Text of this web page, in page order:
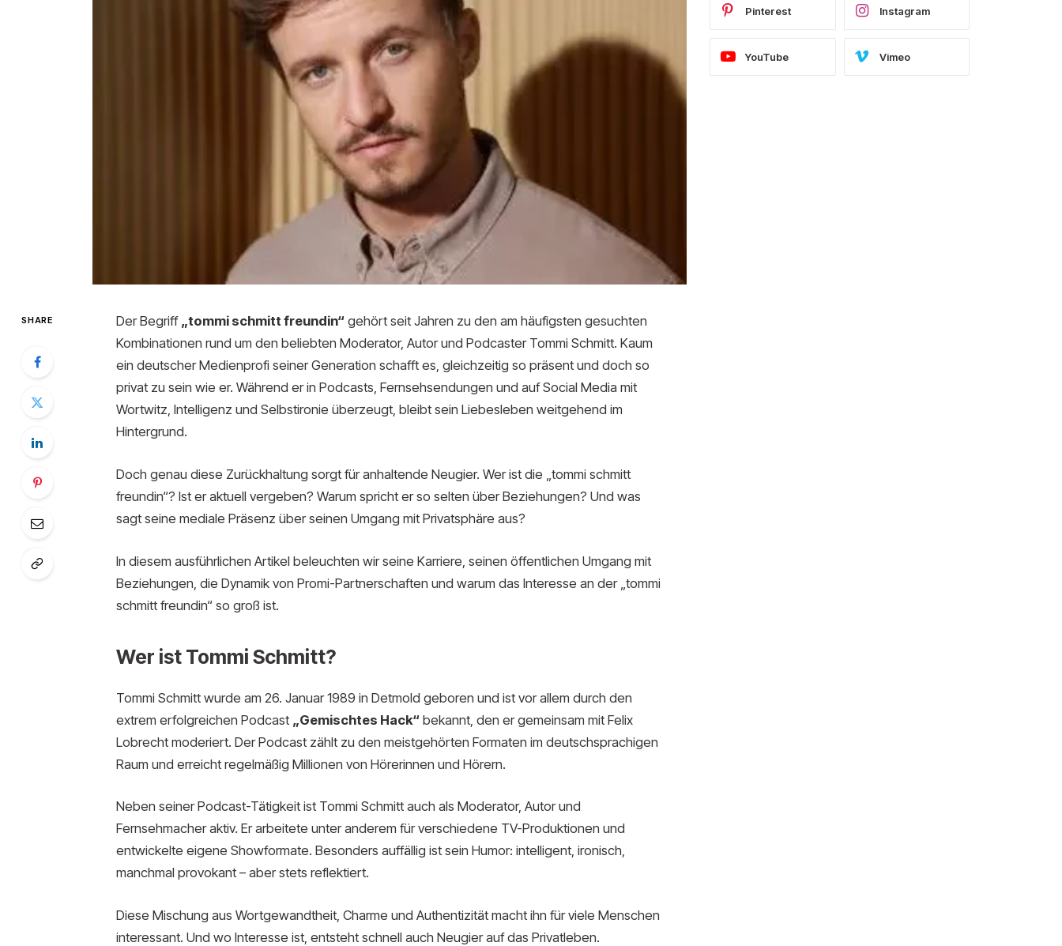
SHARE Der Begriff „tommi schmitt freundin“ gehört seit Jahren zu den am häufigsten gesuchten
Kombinationen rund um den beliebten Moderator, Autor und Podcaster Tommi Schmitt. Kaum
ein deutscher Medienprofi seiner Generation schafft es, gleichzeitig so präsent und doch so
privat zu sein wie er. Während er in Podcasts, Fernsehsendungen und auf Social Media mit
Wortwitz, Intelligenz und Selbstironie überzeugt, bleibt sein Liebesleben weitgehend im
Hintergrund.
Doch genau diese Zurückhaltung sorgt für anhaltende Neugier. Wer ist die „tommi schmitt
freundin“? Ist er aktuell vergeben? Warum spricht er so selten über Beziehungen? Und was
sagt seine mediale Präsenz über seinen Umgang mit Privatsphäre aus?
In diesem ausführlichen Artikel beleuchten wir seine Karriere, seinen öffentlichen Umgang mit
Beziehungen, die Dynamik von Promi-Partnerschaften und warum das Interesse an der „tommi
schmitt freundin“ so groß ist.
Wer ist Tommi Schmitt?
Tommi Schmitt wurde am 26. Januar 1989 in Detmold geboren und ist vor allem durch den
extrem erfolgreichen Podcast „Gemischtes Hack“ bekannt, den er gemeinsam mit Felix
Lobrecht moderiert. Der Podcast zählt zu den meistgehörten Formaten im deutschsprachigen
Raum und erreicht regelmäßig Millionen von Hörerinnen und Hörern.
Neben seiner Podcast-Tätigkeit ist Tommi Schmitt auch als Moderator, Autor und
Fernsehmacher aktiv. Er arbeitete unter anderem für verschiedene TV-Produktionen und
entwickelte eigene Showformate. Besonders auffällig ist sein Humor: intelligent, ironisch,
manchmal provokant – aber stets reflektiert.
Diese Mischung aus Wortgewandtheit, Charme und Authentizität macht ihn für viele Menschen
interessant. Und wo Interesse ist, entsteht schnell auch Neugier auf das Privatleben.
Pinterest Instagram
YouTube Vimeo